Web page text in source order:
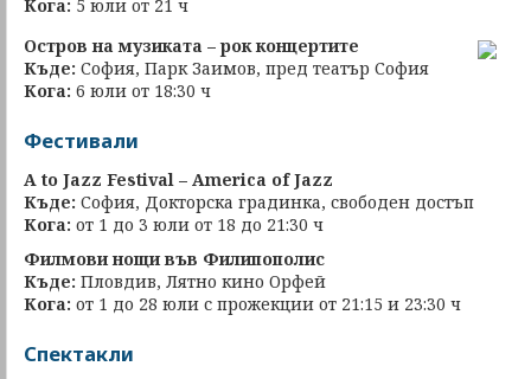
Кога: 5 юли от 21 ч
Остров на музиката – рок концертите
Къде: София, Парк Заимов, пред театър София
Кога: 6 юли от 18:30 ч
Фестивали
A to Jazz Festival – America of Jazz
Къде: София, Докторска градинка, свободен достъп
Кога: от 1 до 3 юли от 18 до 21:30 ч
Филмови нощи във Филипополис
Къде: Пловдив, Лятно кино Орфей
Кога: от 1 до 28 юли с прожекции от 21:15 и 23:30 ч
Спектакли